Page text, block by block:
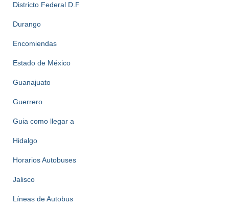
Districto Federal D.F
Durango
Encomiendas
Estado de México
Guanajuato
Guerrero
Guia como llegar a
Hidalgo
Horarios Autobuses
Jalisco
Líneas de Autobus